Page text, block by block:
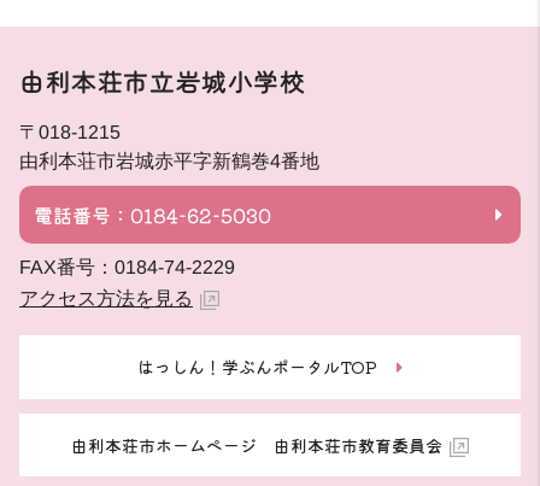
由利本荘市立岩城小学校
〒018-1215
由利本荘市岩城赤平字新鶴巻4番地
電話番号：0184-62-5030
FAX番号：0184-74-2229
アクセス方法を見る
はっしん！学ぶんポータルTOP
由利本荘市ホームページ 由利本荘市教育委員会